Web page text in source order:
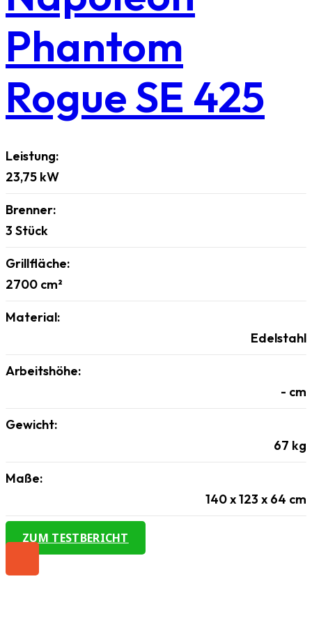
Phantom
Rogue SE 425
Leistung:
23,75 kW
Brenner:
3 Stück
Grillfläche:
2700 cm²
Material:
Edelstahl
Arbeitshöhe:
- cm
Gewicht:
67 kg
Maße:
140 x 123 x 64 cm
ZUM TESTBERICHT